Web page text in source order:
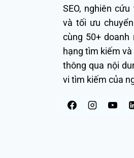
SEO, nghiên
và tối ưu
cùng 50+
hạng tìm kiếm
thông qua nội
vi tìm kiếm của